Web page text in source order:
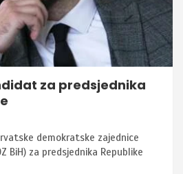
za predsjednika
demokratske zajednice
BiH) za predsjednika Republike